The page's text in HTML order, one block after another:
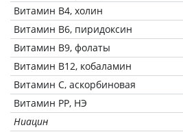
Витамин В4, холин
Витамин В6, пиридоксин
Витамин В9, фолаты
Витамин В12, кобаламин
Витамин C, аскорбиновая
Витамин РР, НЭ
Ниацин